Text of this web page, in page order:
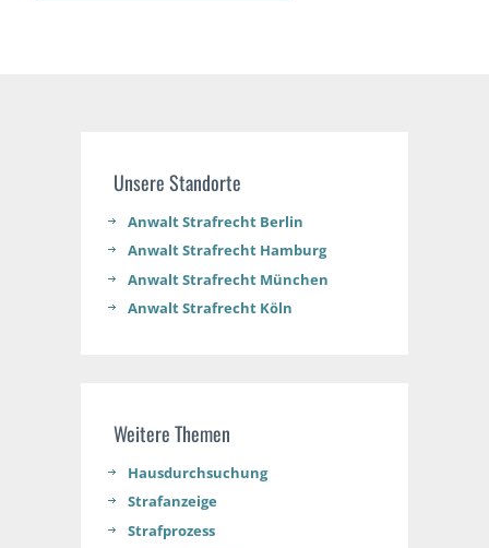
Unsere Standorte
Anwalt Strafrecht Berlin
Anwalt Strafrecht Hamburg
Anwalt Strafrecht München
Anwalt Strafrecht Köln
Weitere Themen
Hausdurchsuchung
Strafanzeige
Strafprozess